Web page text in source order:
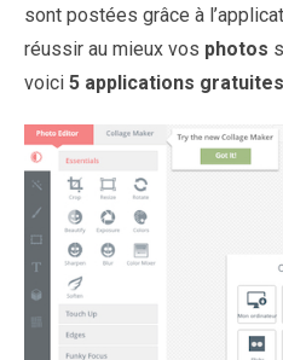
sont postées grâce à
réussir au mieux vos photos
voici 5 applications gratuites